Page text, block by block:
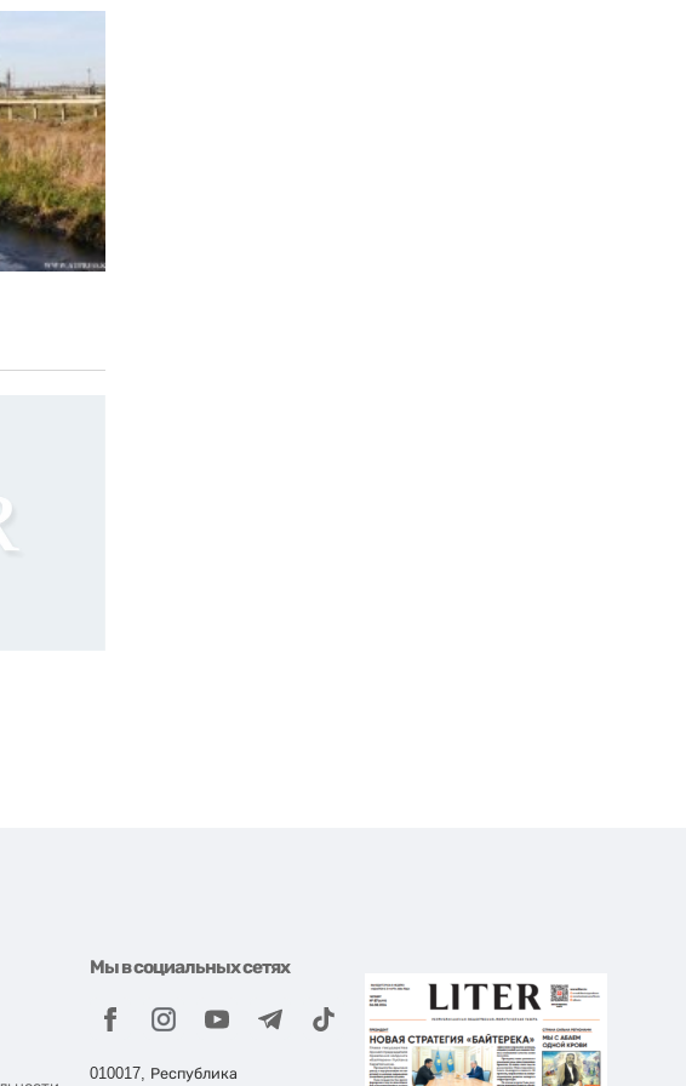
Мы в социальных сетях
010017, Республика